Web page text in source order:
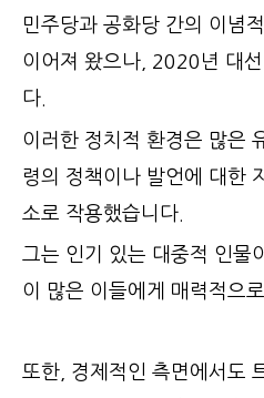
민주당과 공화당 간의 이념
이어져 왔으나, 2020년 대
다.
이러한 정치적 환경은 많은
령의 정책이나 발언에 대한
소로 작용했습니다.
그는 인기 있는 대중적 인물
이 많은 이들에게 매력적으
또한, 경제적인 측면에서도